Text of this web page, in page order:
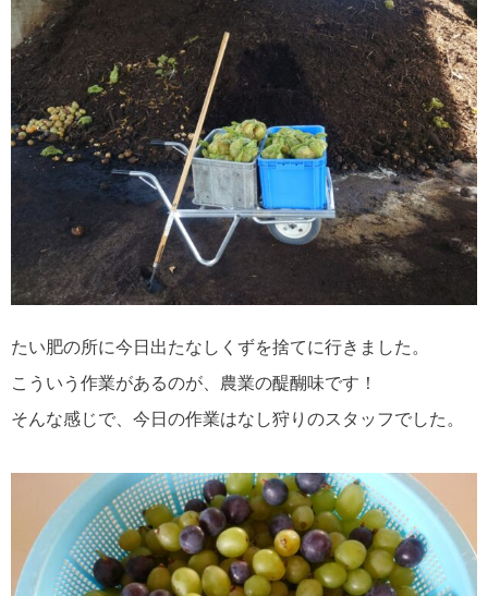
たい肥の所に今日出たなしくずを捨てに行きました。
こういう作業があるのが、農業の醍醐味です！
そんな感じで、今日の作業はなし狩りのスタッフでした。